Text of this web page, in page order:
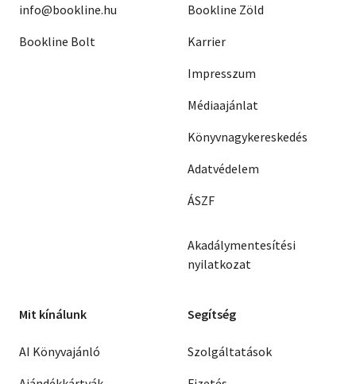
info@bookline.hu
Bookline Bolt
Bookline Zöld
Karrier
Impresszum
Médiaajánlat
Könyvnagykereskedés
Adatvédelem
ÁSZF
Akadálymentesítési
nyilatkozat
Mit kínálunk
AI Könyvajánló
Segítség
Szolgáltatások